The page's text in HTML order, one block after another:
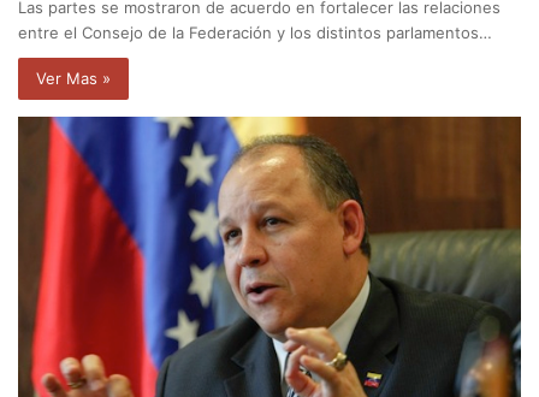
Las partes se mostraron de acuerdo en fortalecer las relaciones
entre el Consejo de la Federación y los distintos parlamentos…
Ver Mas »